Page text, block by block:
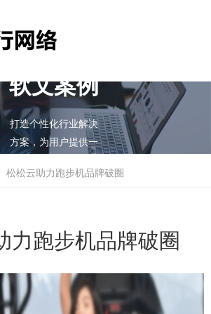
软文案例
打造个性化行业解决
方案，为用户提供一
松松云助力跑步机品牌破圈
力跑步机品牌破圈